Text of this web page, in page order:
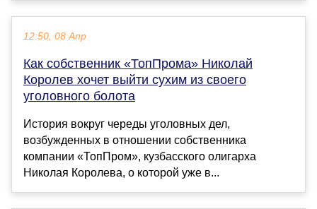
12:50, 08 Апр
Как собственник «ТопПрома» Николай
Королев хочет выйти сухим из своего
уголовного болота
История вокруг череды уголовных дел,
возбужденных в отношении собственника
компании «ТопПром», кузбасского олигарха
Николая Королева, о которой уже в...